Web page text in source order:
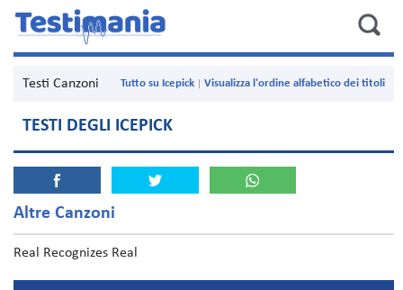
Testi Canzoni Visualizza l'ordine alfabetico dei titoli
Tutto su Icepick
TESTI DEGLI ICEPICK
Altre Canzoni
Real Recognizes Real